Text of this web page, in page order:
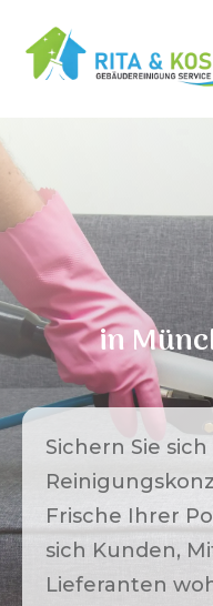
in
Sichern Sie
Frische Ihrer
sich Kunden,
Lieferanten